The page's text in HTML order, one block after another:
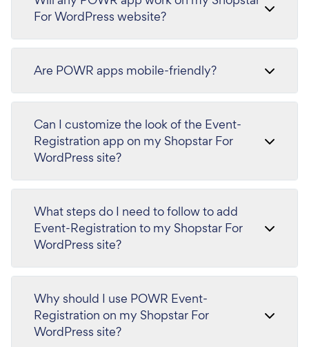
For WordPress website?
Are POWR apps mobile-friendly?
Can I customize the look of the Event-
Registration app on my Shopstar For
WordPress site?
What steps do I need to follow to add
Event-Registration to my Shopstar For
WordPress site?
Why should I use POWR Event-
Registration on my Shopstar For
WordPress site?